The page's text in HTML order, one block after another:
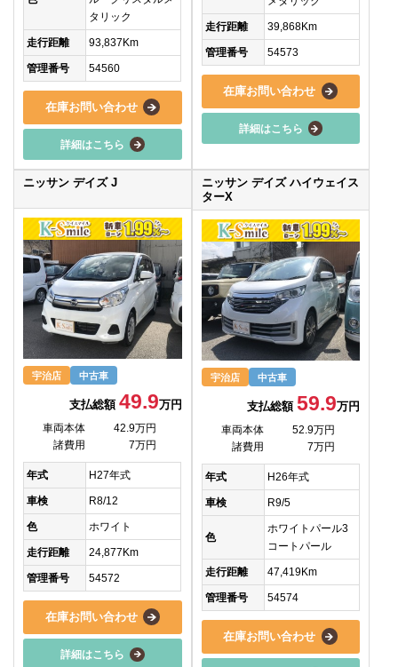
タリック
走行距離 93,837Km
管理番号 54560
在庫お問い合わせ
詳細はこちら
走行距離 39,868Km
管理番号 54573
在庫お問い合わせ
詳細はこちら
ニッサン デイズ J
宇治店 中古車
支払総額 49.9万円
車両本体
42.9万円
諸費用
7万円
年式 H27年式
車検 R8/12
色 ホワイト
走行距離 24,877Km
管理番号 54572
在庫お問い合わせ
詳細はこちら
ニッサン デイズ ハイウェイス
ターX
宇治店 中古車
支払総額59.9万円
車両本体
52.9万円
諸費用
7万円
年式 H26年式
車検 R9/5
色
ホワイトパール3
コートパール
走行距離 47,419Km
管理番号 54574
在庫お問い合わせ